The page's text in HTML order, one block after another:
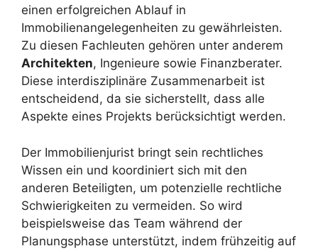
einen erfolgreichen Ablauf in
Immobilienangelegenheiten zu gewährleisten.
Zu diesen Fachleuten gehören unter anderem
Architekten, Ingenieure sowie Finanzberater.
Diese interdisziplinäre Zusammenarbeit ist
entscheidend, da sie sicherstellt, dass alle
Aspekte eines Projekts berücksichtigt werden.
Der Immobilienjurist bringt sein rechtliches
Wissen ein und koordiniert sich mit den
anderen Beteiligten, um potenzielle rechtliche
Schwierigkeiten zu vermeiden. So wird
beispielsweise das Team während der
Planungsphase unterstützt, indem frühzeitig auf